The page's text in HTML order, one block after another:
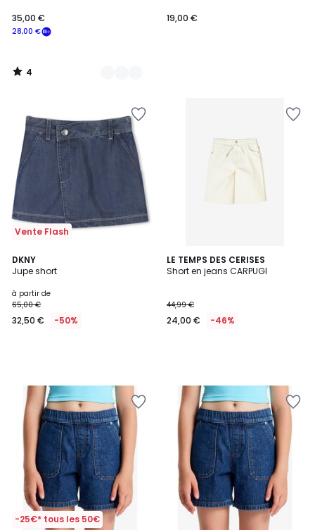
28,00 €
35,00 €
4
/
19,00 €
Vente Flash
DKNY
Jupe short
à partir de
65,00 €
32,50 € -50%
LE TEMPS DES CERISES
Short en jeans CARPUGI
44,99 €
24,00 € -46%
-25€* tous les 50€